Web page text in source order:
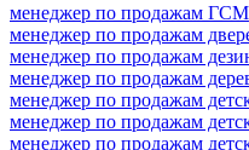
менеджер по продажам ГСМ
менеджер по продажам
менеджер по продажам
менеджер по продажам
менеджер по продажам
менеджер по продажам
менеджер по продажам